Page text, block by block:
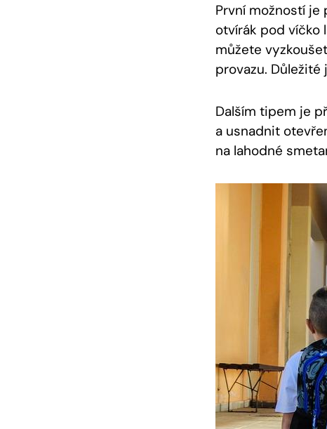
První možností je
otvírák pod víčko
můžete
provazu.
Dalším tipem je
a usnadnit
na lahodné